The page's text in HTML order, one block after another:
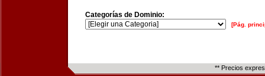
Categorías de Dominio:
[Pág.
** Precios